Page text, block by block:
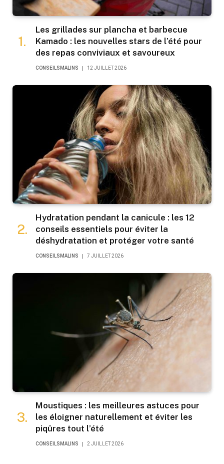
Les grillades sur plancha et barbecue
Kamado : les nouvelles stars de l’été pour
des repas conviviaux et savoureux
CONSEILSMALINS 12 JUILLET 2026
Hydratation pendant la canicule : les 12
conseils essentiels pour éviter la
déshydratation et protéger votre santé
CONSEILSMALINS 7 JUILLET 2026
Moustiques : les meilleures astuces pour
les éloigner naturellement et éviter les
piqûres tout l’été
CONSEILSMALINS 2 JUILLET 2026